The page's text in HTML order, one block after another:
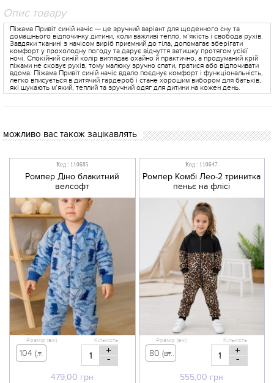
Опис товару
Піжама Привіт синій начіс — це зручний варіант для щоденного сну та
домашнього відпочинку дитини, коли важливі тепло, м’якість і свобода рухів.
Завдяки тканині з начісом виріб приємний до тіла, допомагає зберігати
комфорт у прохолодну погоду та дарує відчуття затишку протягом усієї
ночі. Спокійний синій колір виглядає охайно й практично, а продуманий крій
піжами не сковує рухів, тому малюку зручно спати, гратися або відпочивати
вдома. Піжама Привіт синій начіс вдало поєднує комфорт і функціональність,
легко вписується в дитячий гардероб і стане хорошим вибором для батьків,
які шукають м’який, теплий та зручний одяг для дитини на кожен день.
можливо вас також зацікавлять
Код : 110685
Ромпер Діно блакитний
велсофт
479,00 грн
Розмір (вік)
104 (вік 3-4 р) - 479,00 грн
Кількість
+
-
Код : 110647
Ромпер Комбі Лео-2 тринитка
пеньє на флісі
555,00 грн
Розмір (вік)
80 (вік 9-12 міс) - 555,00 грн
Кількість
+
-